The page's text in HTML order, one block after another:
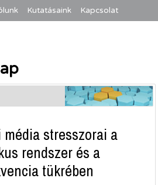
Kutatásaink Kapcsolat
stresszorai a
rendszer és a
tükrében